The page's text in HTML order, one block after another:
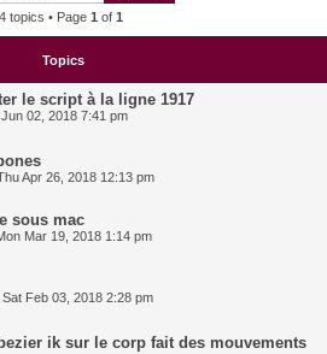
topics • Page 1 of 1
Topics
le script à la ligne 1917
02, 2018 7:41 pm
Apr 26, 2018 12:13 pm
sous mac
Mar 19, 2018 1:14 pm
Sat Feb 03, 2018 2:28 pm
ik sur le corp fait des mouvements